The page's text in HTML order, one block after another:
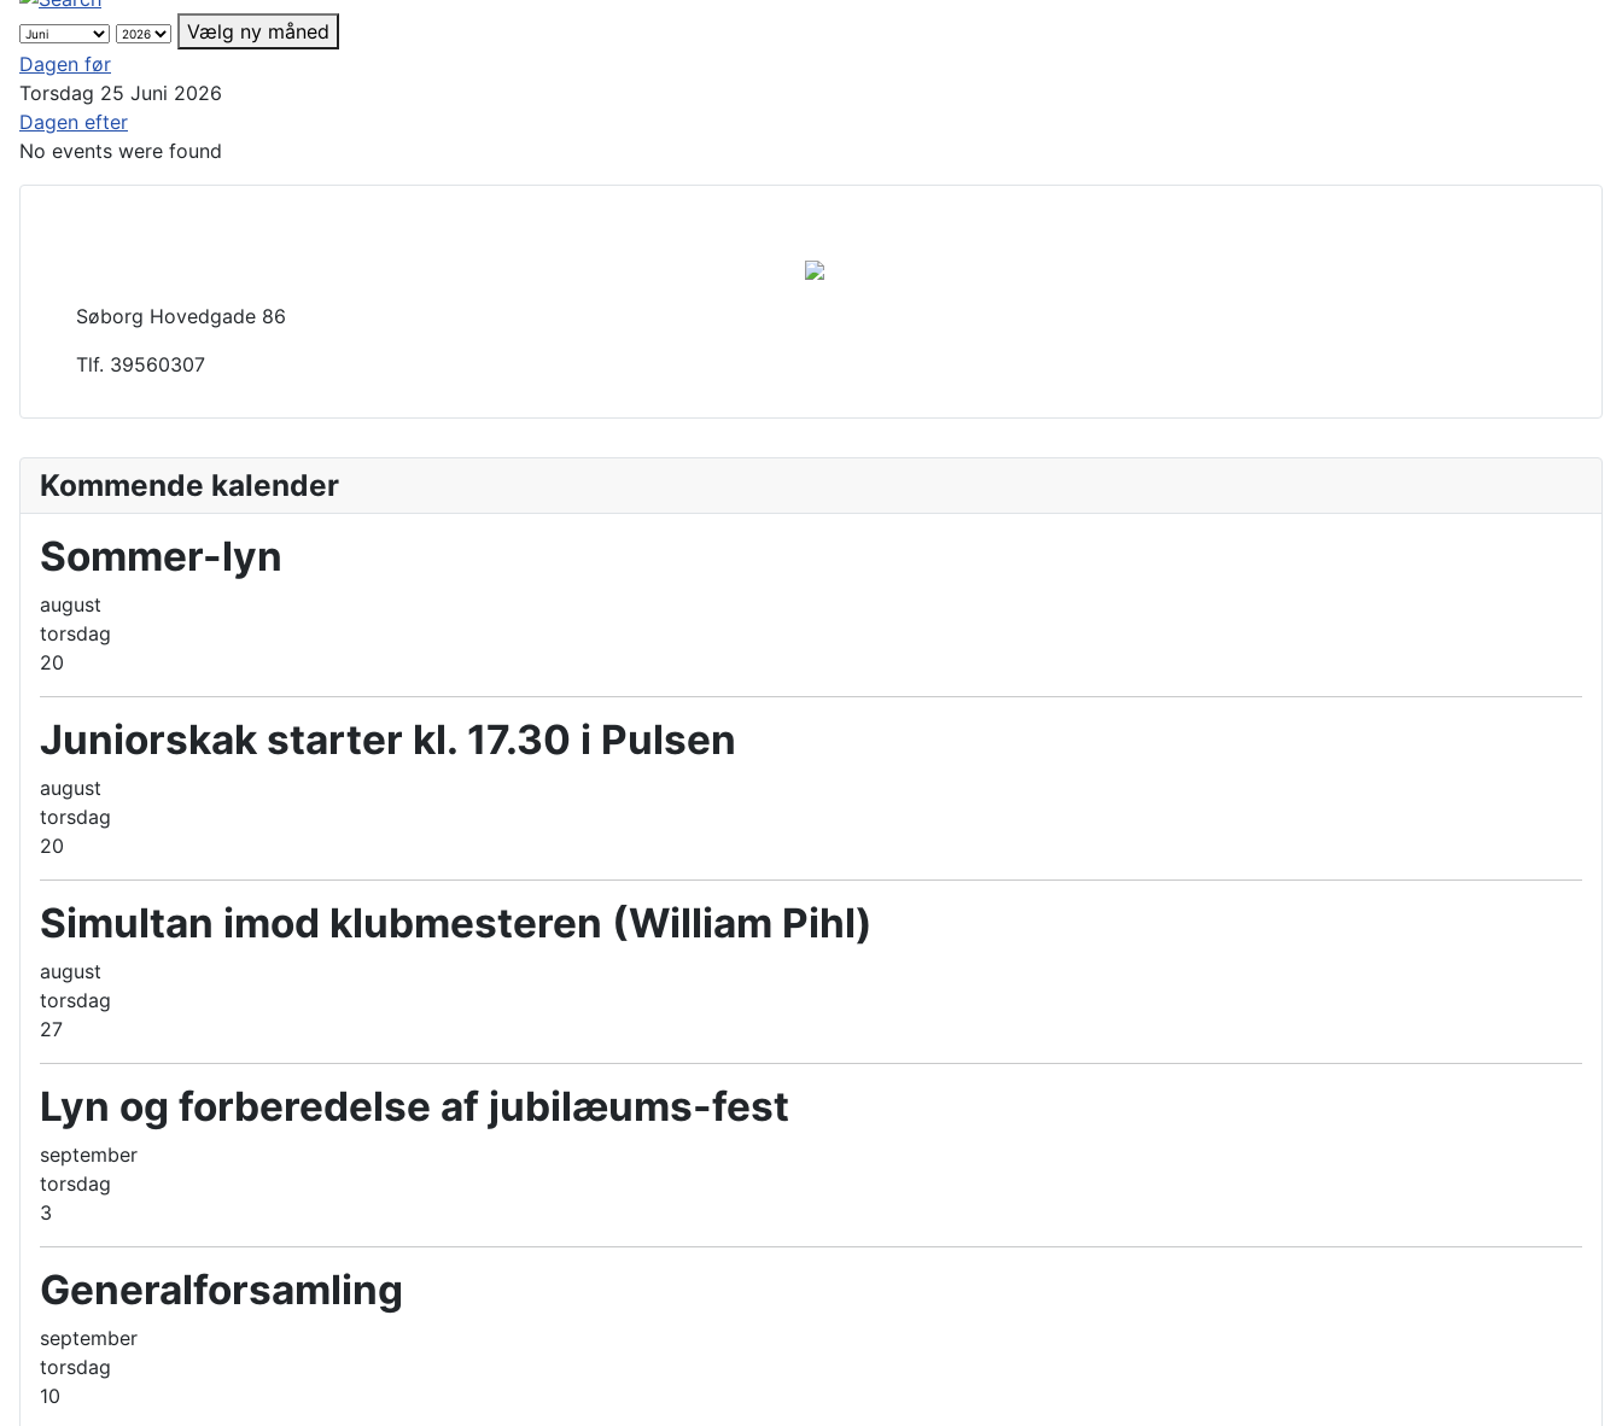
Kommende kalender
Sommer-lyn
august
torsdag
20
Juniorskak starter kl. 17.30 i Pulsen
august
torsdag
20
Simultan imod klubmesteren (William Pihl)
august
torsdag
27
Lyn og forberedelse af jubilæums-fest
september
torsdag
3
Generalforsamling
september
torsdag
10
Vælg ny måned
Dagen før
Torsdag 25 Juni 2026
Dagen efter
No events were found
Søborg Hovedgade 86
Tlf. 39560307